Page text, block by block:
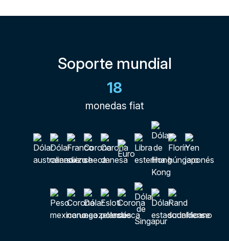
Soporte mundial
18
monedas fiat